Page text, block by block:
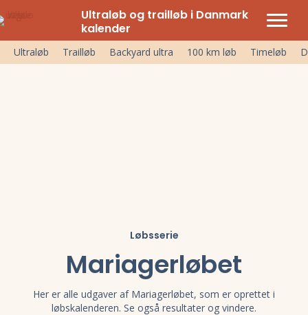
Ultraløb og trailløb i Danmark
kalender
Ultraløb Trailløb Backyard ultra 100 km løb Timeløb
Løbsserie
Mariagerløbet
Her er alle udgaver af Mariagerløbet, som er oprettet i
løbskalenderen. Se også resultater og vindere.